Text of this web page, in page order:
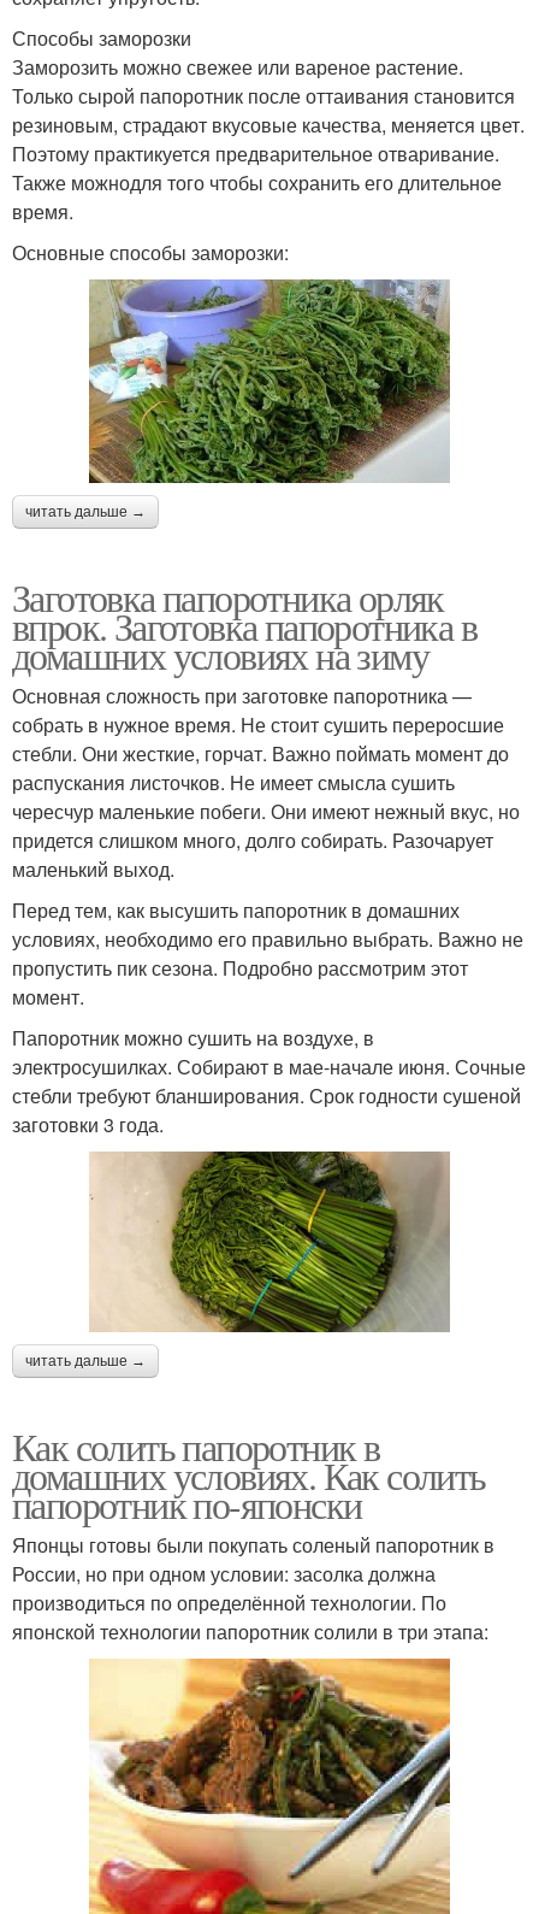
Способы заморозки
Заморозить можно свежее или вареное растение.
Только сырой папоротник после оттаивания становится
резиновым, страдают вкусовые качества, меняется цвет.
Поэтому практикуется предварительное отваривание.
Также можнодля того чтобы сохранить его длительное
время.
Основные способы заморозки:
читать дальше →
Заготовка папоротника орляк
впрок. Заготовка папоротника в
домашних условиях на зиму
Основная сложность при заготовке папоротника —
собрать в нужное время. Не стоит сушить переросшие
стебли. Они жесткие, горчат. Важно поймать момент до
распускания листочков. Не имеет смысла сушить
чересчур маленькие побеги. Они имеют нежный вкус, но
придется слишком много, долго собирать. Разочарует
маленький выход.
Перед тем, как высушить папоротник в домашних
условиях, необходимо его правильно выбрать. Важно не
пропустить пик сезона. Подробно рассмотрим этот
момент.
Папоротник можно сушить на воздухе, в
электросушилках. Собирают в мае-начале июня. Сочные
стебли требуют бланширования. Срок годности сушеной
заготовки 3 года.
читать дальше →
Как солить папоротник в
домашних условиях. Как солить
папоротник по-японски
Японцы готовы были покупать соленый папоротник в
России, но при одном условии: засолка должна
производиться по определённой технологии. По
японской технологии папоротник солили в три этапа: